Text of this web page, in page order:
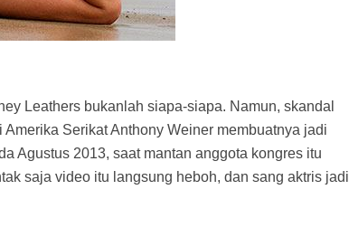
Leathers bukanlah siapa-siapa. Namun, skandal
Serikat Anthony Weiner membuatnya jadi
Agustus 2013, saat mantan anggota kongres itu
saja video itu langsung heboh, dan sang aktris jadi